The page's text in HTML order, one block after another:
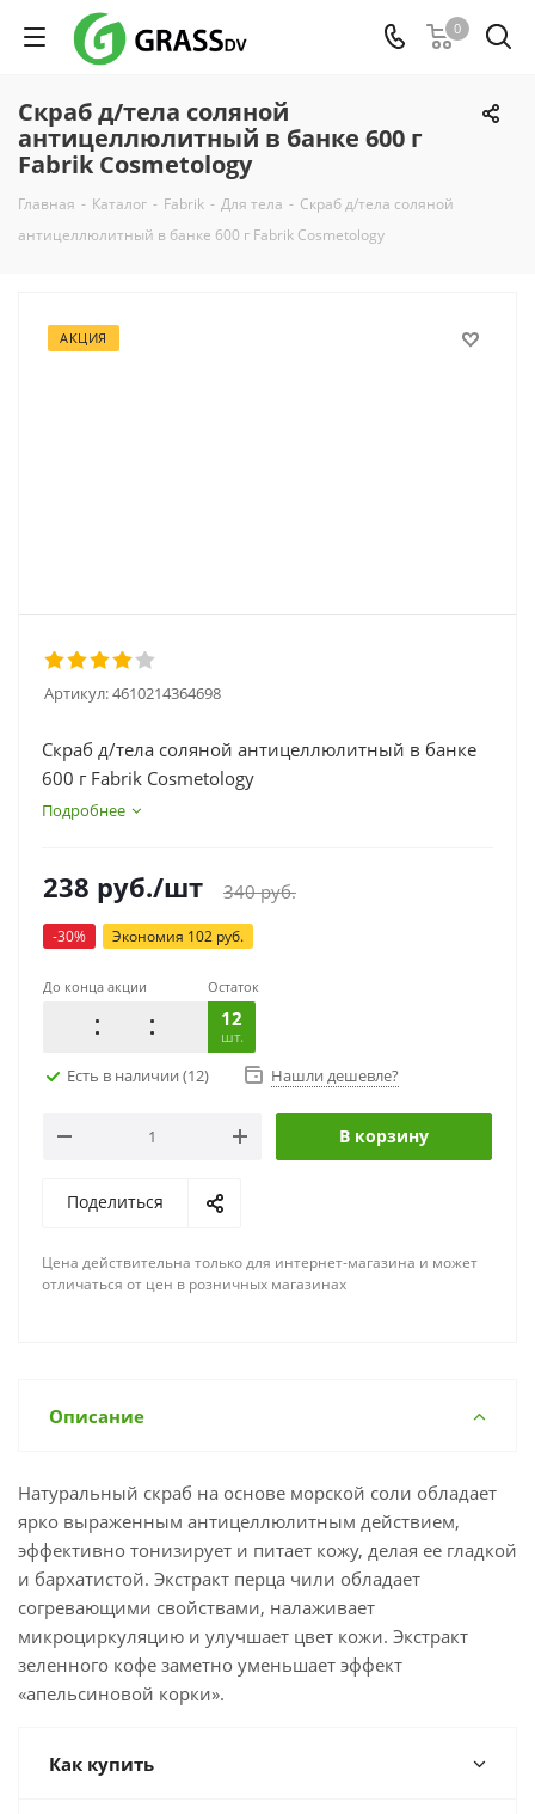
0
Скраб д/тела соляной
антицеллюлитный в банке 600 г
Fabrik Cosmetology
Главная - Каталог - Fabrik - Для тела - Скраб д/тела соляной
антицеллюлитный в банке 600 г Fabrik Cosmetology
АКЦИЯ
Артикул:4610214364698
Скраб д/тела соляной антицеллюлитный в банке
600 г Fabrik Cosmetology
Подробнее
238 руб./шт 340руб.
-30% Экономия 102 руб.
До конца акции Остаток
12
шт.
Есть в наличии (12) Нашли дешевле?
В корзину
Поделиться
Цена действительна только для интернет-магазина и может
отличаться от цен в розничных магазинах
Описание
Натуральный скраб на основе морской соли обладает
ярко выраженным антицеллюлитным действием,
эффективно тонизирует и питает кожу, делая ее гладкой
и бархатистой. Экстракт перца чили обладает
согревающими свойствами, налаживает
микроциркуляцию и улучшает цвет кожи. Экстракт
зеленного кофе заметно уменьшает эффект
«апельсиновой корки».
Как купить